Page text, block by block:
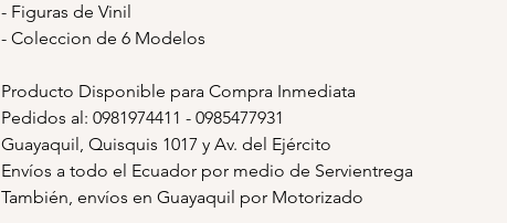
- Figuras de Vinil
- Coleccion de 6 Modelos
Producto Disponible para Compra Inmediata
Pedidos al: 0981974411 - 0985477931
Guayaquil, Quisquis 1017 y Av. del Ejército
Envíos a todo el Ecuador por medio de Servientrega
También, envíos en Guayaquil por Motorizado